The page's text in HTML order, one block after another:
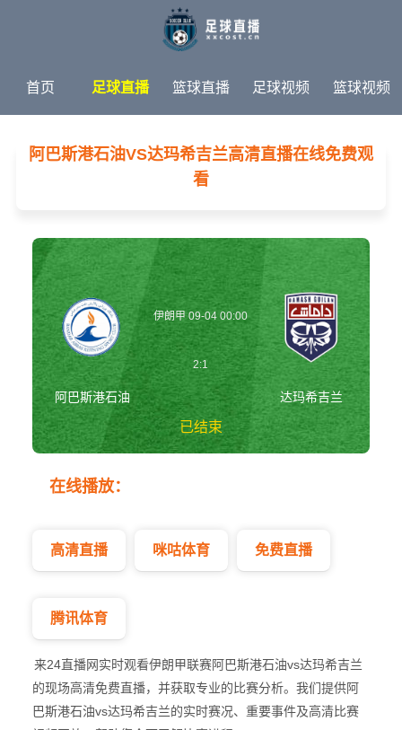
首页 足球直播 篮球直播 足球视频 篮球视频
足球新闻 篮球新闻 体育专题
阿巴斯港石油VS达玛希吉兰高清直播在线免费观
看
阿巴斯港石油
伊朗甲 09-04 00:00
2:1
已结束
达玛希吉兰
在线播放：
高清直播 咪咕体育 免费直播
腾讯体育
来24直播网实时观看伊朗甲联赛阿巴斯港石油vs达玛希吉兰
的现场高清免费直播，并获取专业的比赛分析。我们提供阿
巴斯港石油vs达玛希吉兰的实时赛况、重要事件及高清比赛